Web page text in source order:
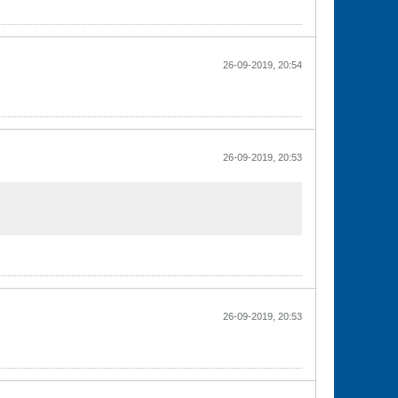
26-09-2019, 20:54
26-09-2019, 20:53
26-09-2019, 20:53